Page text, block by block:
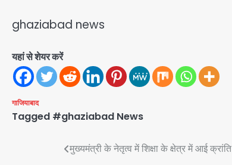
ghaziabad news
यहां से शेयर करें
गाजियाबाद
Tagged #ghaziabad News
मुख्यमंत्री के नेतृत्व में शिक्षा के क्षेत्र में आई क्रांति